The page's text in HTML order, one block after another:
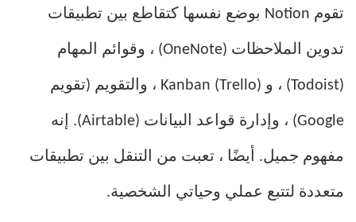
تقوم Notion بوضع نفسها كتقاطع بين تطبيقات
تدوين الملاحظات (OneNote) ، وقوائم المهام
(Todoist) ، و Kanban (Trello) ، والتقويم (تقويم
Google) ، وإدارة قواعد البيانات (Airtable). إنه
مفهوم جميل. أيضًا ، تعبت من التنقل بين تطبيقات
متعددة لتتبع عملي وحياتي الشخصية.